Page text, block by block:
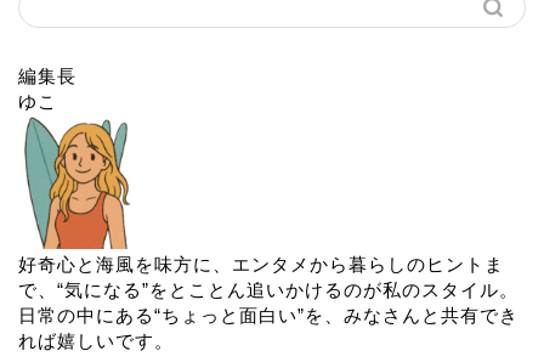
編集長
ゆこ
好奇心と海風を味方に、エンタメから暮らしのヒントま
で、“気になる”をとことん追いかけるのが私のスタイル。
日常の中にある“ちょっと面白い”を、みなさんと共有でき
れば嬉しいです。